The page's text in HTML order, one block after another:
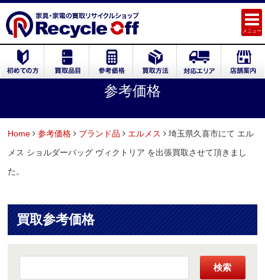
メニュー
参考価格
Home 参考価格 ブランド品 エルメス
埼玉県久喜市にて エル
メス ショルダーバッグ ヴィクトリア を出張買取させて頂きまし
た。
買取参考価格
検索